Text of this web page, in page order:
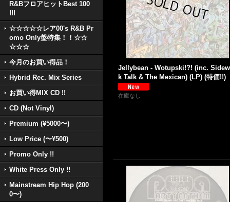
R&BフロアヒットBest 100
!!!
☆☆☆☆☆レア00's R&B Pr
omo Only盤特集！！☆☆
☆☆☆
今月のお買い得品！
Hybrid Rec. Mix Series
お買い得MIX CD !!
CD (Not Vinyl)
Premium (¥5000〜)
Low Price (〜¥500)
Promo Only !!
White Press Only !!
Mainstream Hip Hop (200
0〜)
Jellybean - Wotupski!?! (inc.
k Talk & The Mexican) (LP) (特価!!)
在庫なし